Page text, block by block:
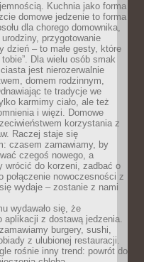
Kuchnia jako forma
domowe jedzenie to forma
dla chorego domownika,
przygotowanie
dzień – to małe gesty, które
Dla wielu osób smak
jest nierozerwalnie
domem rodzinnym,
te tradycje we
karmimy ciało, ale też
i więzi. Domowe
korzystania z
Raczej staje się
czasem zamawiamy, by
czegoś nowego, a
wrócić do korzeni, zadbać o
połączenie nowoczesności z
wydaje – zostanie z nami
wydawało się, że
aplikacji z dostawą jedzenia.
burgery, sushi,
z ulubionej restauracji.
rośnie inny trend: powrót do